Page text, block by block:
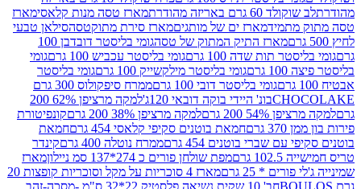
60 גרם באריזה מהודרת
מארז טסה מנות קלאסי מארז
מארז ים של מותגיםמארז סירת מתוקטסהסילאן טבעי
מארז התיק המתוק של טסה
גומי בליסטר דובדבן 100
תות שדה 100 גרם
גומי בליסטר עכביש 100 גרם
גומי
גרם
גומי בליסטר מילקשייק 100 גרם
גומי בליסטר
גומי בליסטר דובי 100 גרם
ממרח סיפקולוס 300 גרם
בונ' היידי בוקה דובאי 120ג'
למקה מרציפן 62% 200
200 גרם
למקה מרציפן 38% 200 גרם
קונפיטורת
גרם
חמאת בוטנים סקיפי קלאסי 454 גרם
חמאת
עם שברי בוטנים 454 גרם
ממרח נוטלה 400 גרם
קינדר
גרם
מפת שולחן פורים כ 274*137 סמ ניילון
מארז
* 25 גרם
מארז 4 סוכריות על מקל וסוכריות קופצות 20
חב' 10 שקית נשיאה פלסטיק 22*32 ס"מ -מסכה-זהב